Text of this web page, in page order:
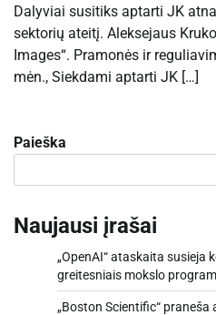
Dalyviai susitiks aptarti JK
sektorių ateitį. Aleksejaus
Images“. Pramonės ir
mėn., Siekdami aptarti JK […]
Paieška
Naujausi įrašai
„OpenAI“ ataskaita susieja
greitesniais mokslo
„Boston Scientific“